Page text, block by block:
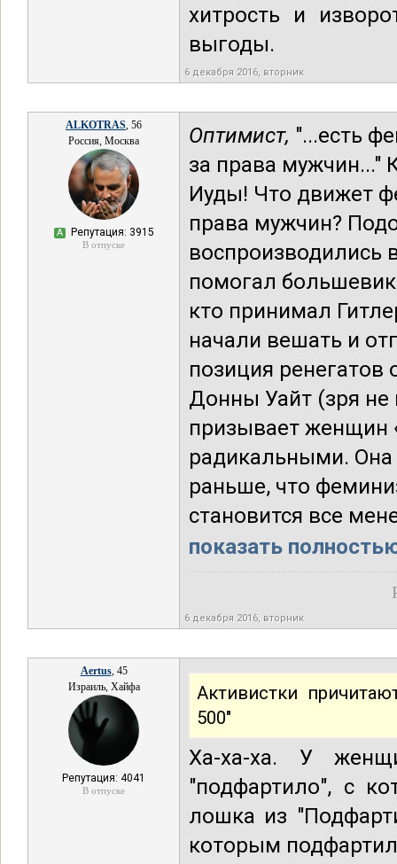
хитрость и
выгоды.
6 декабря 2016, вторник
ALKOTRAS, 56
Россия, Москва
А Репутация: 3915
В отпуске
Оптимист, "...есть
за права мужчин..."
Иуды! Что движет
права мужчин?
воспроизводились
помогал
кто принимал
начали вешать и
позиция ренегатов
Донны Уайт (зря не
призывает женщин
радикальными. Она
раньше, что
становится все
показать
6 декабря 2016, вторник
Aertus, 45
Израиль, Хайфа
Репутация: 4041
В отпуске
Активистки
500"
Ха-ха-ха. У
"подфартило", с
лошка из
которым